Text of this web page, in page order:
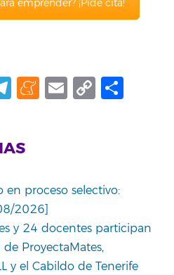
emprender? ¡Pide cita!
Telegram
Meneame
Email
Copy
en proceso selectivo:
2026]
y 24 docentes participan
ProyectaMates,
y el Cabildo de Tenerife